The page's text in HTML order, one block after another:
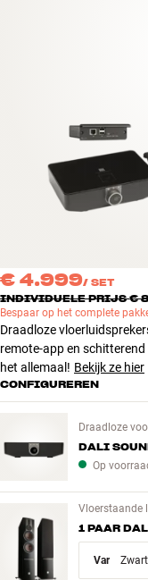
NIEUW
Inloggen
Klantenservice
Bouw met geluid
€ 4.999/ SET
INDIVIDUELE PRIJS €
Bespaar op het complete
Draadloze
remote-app en
het allemaal! Bekijk ze hier
CONFIGUREREN
Draadloze
DALI
Op
Vloerstaande
1 PAAR
Variant